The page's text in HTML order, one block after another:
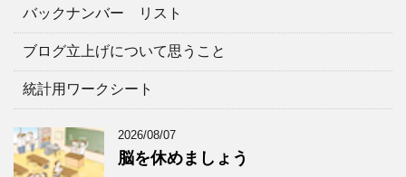
リ
バックナンバー リスト
ブログ立上げについて思うこと
統計用ワークシート
2026/08/07
脳を休めましょう